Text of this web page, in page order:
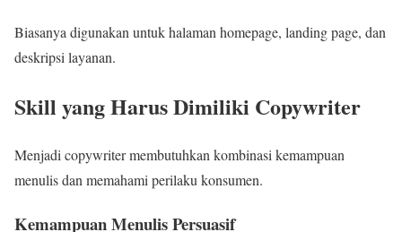
Biasanya digunakan untuk halaman homepage, landing page, dan
deskripsi layanan.
Skill yang Harus Dimiliki Copywriter
Menjadi copywriter membutuhkan kombinasi kemampuan
menulis dan memahami perilaku konsumen.
Kemampuan Menulis Persuasif